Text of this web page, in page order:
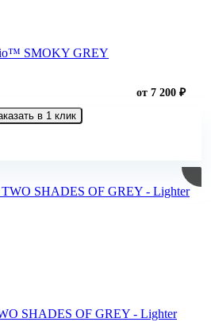
SMOKY GREY
от 7 200 ₽
в 1 клик
SHADES OF GREY - Lighter